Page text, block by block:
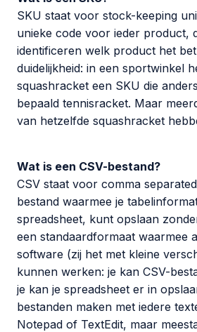
SKU staat voor stock-keeping
unieke code voor ieder product,
identificeren welk product het
duidelijkheid: in een sportwinkel
squashracket een SKU die
bepaald tennisracket. Maar
van hetzelfde squashracket
Wat is een CSV-bestand?
CSV staat voor comma
bestand waarmee je
spreadsheet, kunt opslaan
een standaardformaat waarmee
software (zij het met kleine
kunnen werken: je kan CSV-
je kan je spreadsheet er in
bestanden maken met iedere
Notepad of TextEdit, maar